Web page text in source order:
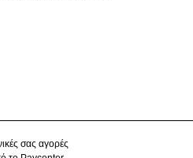
σας αγορές